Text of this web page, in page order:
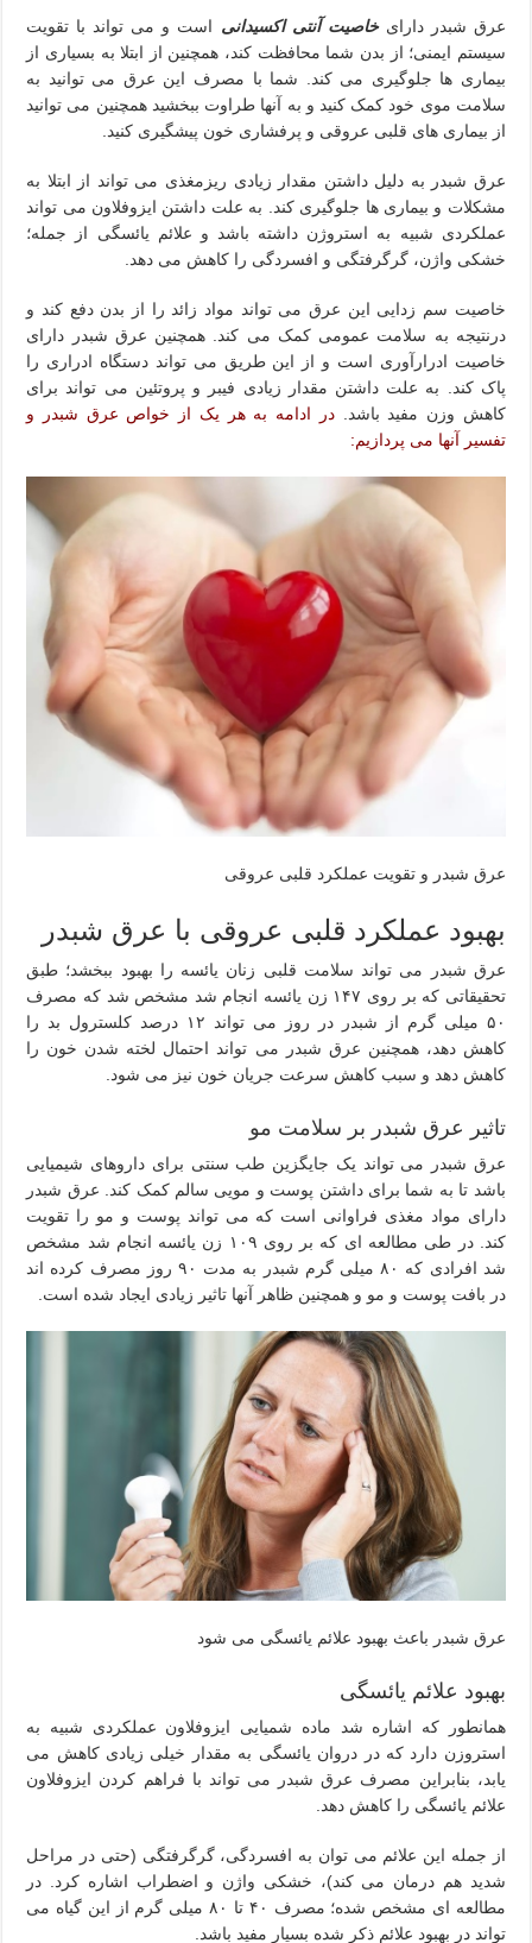
عرق شبدر دارایخاصیت آنتی اکسیدانی است و می تواند با تقویت
سیستم ایمنی؛ از بدن شما محافظت کند، همچنین از ابتلا به بسیاری از
بیماری ها جلوگیری می کند. شما با مصرف این عرق می توانید به
سلامت موی خود کمک کنید و به آنها طراوت ببخشید همچنین می توانید
از بیماری های قلبی عروقی و پرفشاری خون پیشگیری کنید.
عرق شبدر به دلیل داشتن مقدار زیادی ریزمغذی می تواند از ابتلا به
مشکلات و بیماری ها جلوگیری کند. به علت داشتن ایزوفلاون می تواند
عملکردی شبیه به استروژن داشته باشد و علائم یائسگی از جمله؛
خشکی واژن، گرگرفتگی و افسردگی را کاهش می دهد.
خاصیت سم زدایی این عرق می تواند مواد زائد را از بدن دفع کند و
درنتیجه به سلامت عمومی کمک می کند. همچنین عرق شبدر دارای
خاصیت ادرارآوری است و از این طریق می تواند دستگاه ادراری را
پاک کند. به علت داشتن مقدار زیادی فیبر و پروتئین می تواند برای
کاهش وزن مفید باشد.در ادامه به هر یک از خواص عرق شبدر و
تفسیر آنها می پردازیم:
عرق شبدر و تقویت عملکرد قلبی عروقی
بهبود عملکرد قلبی عروقی با عرق شبدر
عرق شبدر می تواند سلامت قلبی زنان یائسه را بهبود ببخشد؛ طبق
تحقیقاتی که بر روی ۱۴۷ زن یائسه انجام شد مشخص شد که مصرف
۵۰ میلی گرم از شبدر در روز می تواند ۱۲ درصد کلسترول بد را
کاهش دهد، همچنین عرق شبدر می تواند احتمال لخته شدن خون را
کاهش دهد و سبب کاهش سرعت جریان خون نیز می شود.
تاثیر عرق شبدر بر سلامت مو
عرق شبدر می تواند یک جایگزین طب سنتی برای داروهای شیمیایی
باشد تا به شما برای داشتن پوست و مویی سالم کمک کند. عرق شبدر
دارای مواد مغذی فراوانی است که می تواند پوست و مو را تقویت
کند. در طی مطالعه ای که بر روی ۱۰۹ زن یائسه انجام شد مشخص
شد افرادی که ۸۰ میلی گرم شبدر به مدت ۹۰ روز مصرف کرده اند
در بافت پوست و مو و همچنین ظاهر آنها تاثیر زیادی ایجاد شده است.
عرق شبدر باعث بهبود علائم یائسگی می شود
بهبود علائم یائسگی
همانطور که اشاره شد ماده شمیایی ایزوفلاون عملکردی شبیه به
استروزن دارد که در دروان یائسگی به مقدار خیلی زیادی کاهش می
یابد، بنابراین مصرف عرق شبدر می تواند با فراهم کردن ایزوفلاون
علائم یائسگی را کاهش دهد.
از جمله این علائم می توان به افسردگی، گرگرفتگی (حتی در مراحل
شدید هم درمان می کند)، خشکی واژن و اضطراب اشاره کرد. در
مطالعه ای مشخص شده؛ مصرف ۴۰ تا ۸۰ میلی گرم از این گیاه می
تواند در بهبود علائم ذکر شده بسیار مفید باشد.